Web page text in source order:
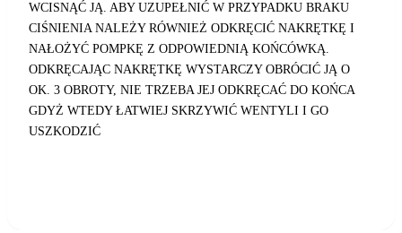
WCISNĄĆ JĄ. ABY UZUPEŁNIĆ W PRZYPADKU BRAKU
CIŚNIENIA NALEŻY RÓWNIEŻ ODKRĘCIĆ NAKRĘTKĘ I
NAŁOŻYĆ POMPKĘ Z ODPOWIEDNIĄ KOŃCÓWKĄ.
ODKRĘCAJĄC NAKRĘTKĘ WYSTARCZY OBRÓCIĆ JĄ O
OK. 3 OBROTY, NIE TRZEBA JEJ ODKRĘCAĆ DO KOŃCA
GDYŻ WTEDY ŁATWIEJ SKRZYWIĆ WENTYLI I GO
USZKODZIĆ